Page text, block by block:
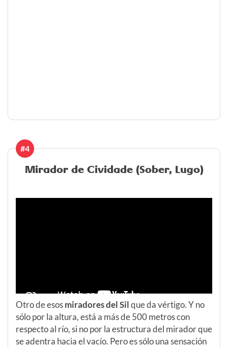
#4
Mirador de Cividade (Sober, Lugo)
Otro de esosmiradores del Silque da vértigo. Y no
sólo por la altura, está a más de 500 metros con
respecto al río, si no por la estructura del mirador que
se adentra hacia el vacío. Pero es sólo una sensación